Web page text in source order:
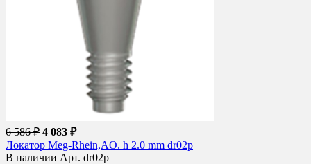
6 586 ₽ 4 083 ₽
Локатор Meg-Rhein,AO. h 2.0 mm dr02p
В наличии Арт. dr02p